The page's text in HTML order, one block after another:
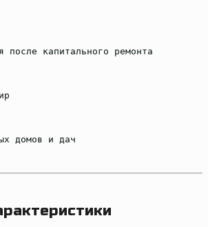
после капитального ремонта
домов и дач